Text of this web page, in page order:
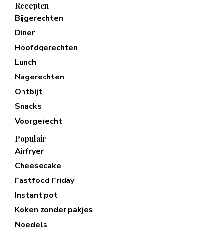
Recepten
Bijgerechten
Diner
Hoofdgerechten
Lunch
Nagerechten
Ontbijt
Snacks
Voorgerecht
Populair
Airfryer
Cheesecake
Fastfood Friday
Instant pot
Koken zonder pakjes
Noedels